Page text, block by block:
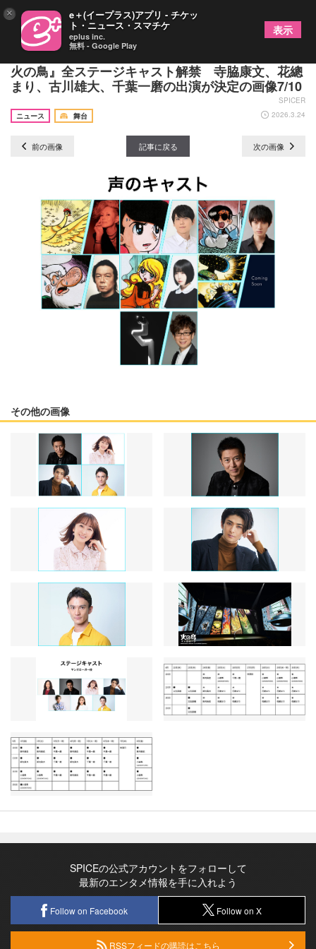
MoN Takanawa開館記念特別公演『マンガローグ：
火の鳥』全ステージキャスト解禁 寺脇康文、花總
まり、古川雄大、千葉一磨の出演が決定の画像7/10
SPICER
ニュース
舞台 2026.3.24
前の画像 記事に戻る 次の画像
その他の画像
SPICEの公式アカウントをフォローして
最新のエンタメ情報を手に入れよう
Follow on Facebook Follow on X
RSSフィードの購読はこちら
× e＋(イープラス)アプリ - チケッ
ト・ニュース・スマチケ
eplus inc.
無料 - Google Play
表示